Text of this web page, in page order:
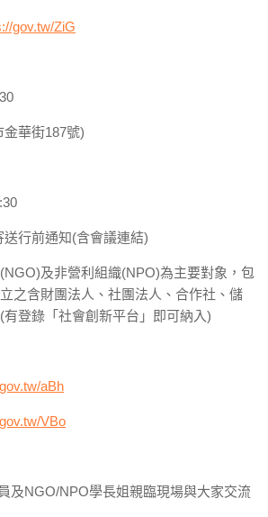
gov.tw/ZiG
華街187號)
行前通知(含會議連結)
及非營利組織(NPO)為主要對象，包
之含財團法人、社團法人、合作社、儲
登錄「社會創新平台」即可納入)
aBh
VBo
及NGO/NPO學長姐親臨現場與大家交流